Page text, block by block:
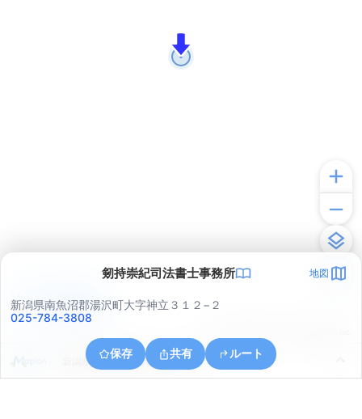
剱持崇紀司法書士事務所 地図
新潟県南魚沼郡湯沢町大字神立３１２−２
025-784-3808
保存 共有 ルート
新潟県南魚沼郡湯沢町大字神立
アプリで見る